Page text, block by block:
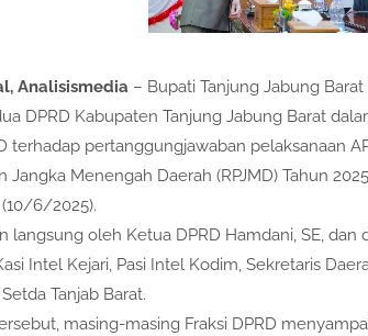
Analisismedia – Bupati Tanjung Jabung
DPRD Kabupaten Tanjung Jabung Barat
terhadap pertanggungjawaban pelaksanaan
Jangka Menengah Daerah (RPJMD) Tahun
(10/6/2025).
langsung oleh Ketua DPRD Hamdani, SE,
Intel Kejari, Pasi Intel Kodim, Sekretaris
Tanjab Barat.
masing-masing Fraksi DPRD